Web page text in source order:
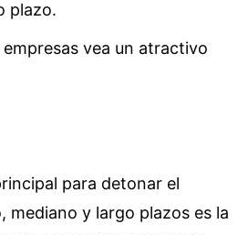
plazo.
vea un atractivo
para detonar el
y largo plazos es la